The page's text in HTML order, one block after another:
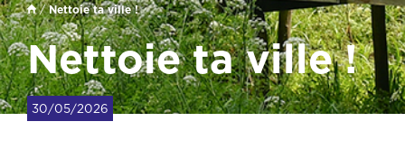
/Nettoie ta ville !
Nettoie ta ville !
30/05/2026